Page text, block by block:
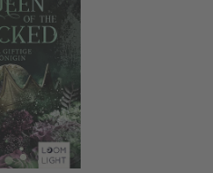
Die giftige Königin